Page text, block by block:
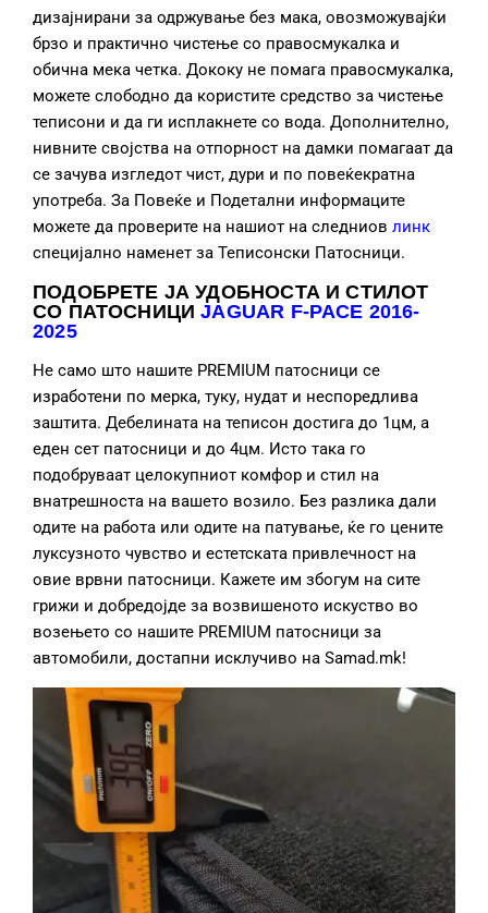
дизајнирани за одржување без мака, овозможувајќи
брзо и практично чистење со правосмукалка и
обична мека четка. Дококу не помага правосмукалка,
можете слободно да користите средство за чистење
теписони и да ги исплакнете со вода. Дополнително,
нивните својства на отпорност на дамки помагаат да
се зачува изгледот чист, дури и по повеќекратна
употреба. За Повеќе и Подетални информаците
можете да проверите на нашиот на следниов линк
специјално наменет за Теписонски Патосници.
ПОДОБРЕТЕ ЈА УДОБНОСТА И СТИЛОТ
СО ПАТОСНИЦИJAGUAR F-PACE 2016-
2025
Не само што нашите PREMIUM патосници се
изработени по мерка, туку, нудат и неспоредлива
заштита. Дебелината на теписон достига до 1цм, а
еден сет патосници и до 4цм. Исто така го
подобруваат целокупниот комфор и стил на
внатрешноста на вашето возило. Без разлика дали
одите на работа или одите на патување, ќе го цените
луксузното чувство и естетската привлечност на
овие врвни патосници. Кажете им збогум на сите
грижи и добредојде за возвишеното искуство во
возењето со нашите PREMIUM патосници за
автомобили, достапни исклучиво на Samad.mk!